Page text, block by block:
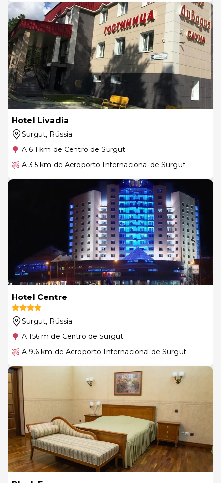
Hotel Livadia
Surgut, Rússia
A 6.1 km de Centro de Surgut
A 3.5 km de Aeroporto Internacional de Surgut
Hotel Centre
Surgut, Rússia
A 156 m de Centro de Surgut
A 9.6 km de Aeroporto Internacional de Surgut